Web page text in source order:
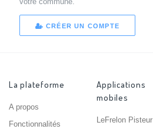
CRÉER UN COMPTE
La plateforme
A propos
Fonctionnalités
Applications
mobiles
LeFrelon Pisteur